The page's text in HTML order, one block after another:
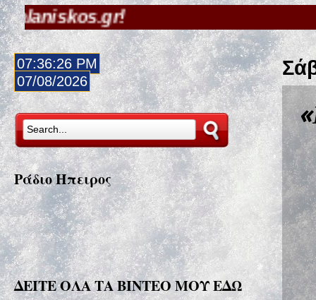
07:36:27 PM
07/08/2026
Ράδιο Ήπειρος
ΔΕΙΤΕ ΟΛΑ ΤΑ ΒΙΝΤΕΟ ΜΟΥ ΕΔΩ